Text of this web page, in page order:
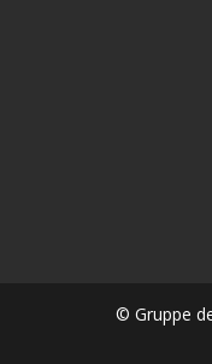
© Gruppe